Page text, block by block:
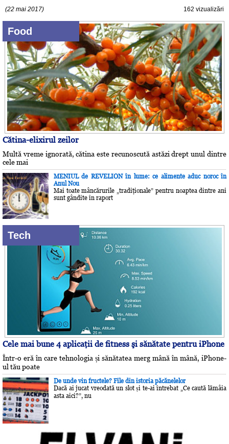
(22 mai 2017) 162 vizualizări
Food
Cătina-elixirul zeilor
Multă vreme ignorată, cătina este recunoscută astăzi drept unul dintre
cele mai
MENIUL de REVELION în lume: ce alimente aduc noroc în
Anul Nou
Mai toate mâncărurile „tradiţionale” pentru noaptea dintre ani
sunt gândite în raport
Tech
Cele mai bune 4 aplicaţii de fitness şi sănătate pentru iPhone
Într-o eră în care tehnologia și sănătatea merg mână în mână, iPhone-
ul tău poate
De unde vin fructele? File din istoria păcănelelor
Dacă ai jucat vreodată un slot și te-ai întrebat „Ce caută lămâia
asta aici?”, nu